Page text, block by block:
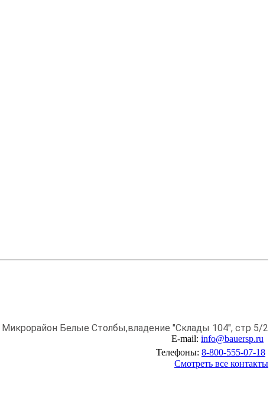
Микрорайон Белые Столбы,владение "Склады 104", стр 5/2
E-mail: info@bauersp.ru
Телефоны: 8-800-555-07-18
Смотреть все контакты